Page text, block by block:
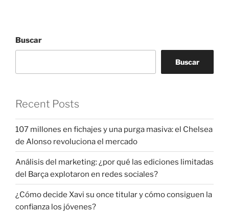
Buscar
Buscar
Recent Posts
107 millones en fichajes y una purga masiva: el Chelsea
de Alonso revoluciona el mercado
Análisis del marketing: ¿por qué las ediciones limitadas
del Barça explotaron en redes sociales?
¿Cómo decide Xavi su once titular y cómo consiguen la
confianza los jóvenes?